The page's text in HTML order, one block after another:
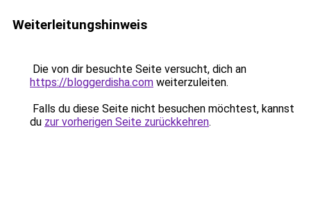
Weiterleitungshinweis
Die von dir besuchte Seite versucht, dich an
https://bloggerdisha.com weiterzuleiten.
Falls du diese Seite nicht besuchen möchtest, kannst
du zur vorherigen Seite zurückkehren.